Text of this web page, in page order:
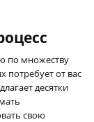
по множеству
потребует от вас
десятки
свою